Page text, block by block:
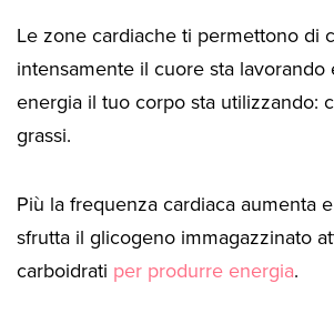
Le zone cardiache ti permettono di
intensamente il cuore sta lavorando
energia il tuo corpo sta utilizzando:
grassi.
Più la frequenza cardiaca aumenta
sfrutta il glicogeno immagazzinato
carboidrati per produrre energia.